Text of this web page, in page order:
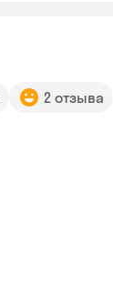
2 отзыва